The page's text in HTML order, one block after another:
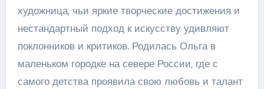
художница, чьи яркие творческие достижения и
нестандартный подход к искусству удивляют
поклонников и критиков. Родилась Ольга в
маленьком городке на севере России, где с
самого детства проявила свою любовь и талант